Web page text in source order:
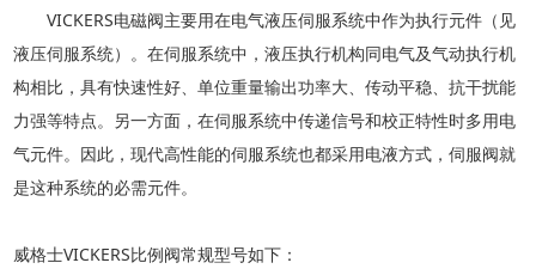
VICKERS电磁阀主要用在电气液压伺服系统中作为执行元件（见
液压伺服系统）。在伺服系统中，液压执行机构同电气及气动执行机
构相比，具有快速性好、单位重量输出功率大、传动平稳、抗干扰能
力强等特点。另一方面，在伺服系统中传递信号和校正特性时多用电
气元件。因此，现代高性能的伺服系统也都采用电液方式，伺服阀就
是这种系统的必需元件。
威格士VICKERS比例阀常规型号如下：